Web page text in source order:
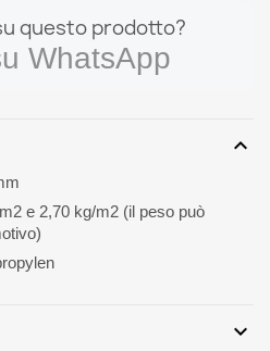
questo prodotto?
WhatsApp
expand_more
e 2,70 kg/m2 (il peso può
expand_more